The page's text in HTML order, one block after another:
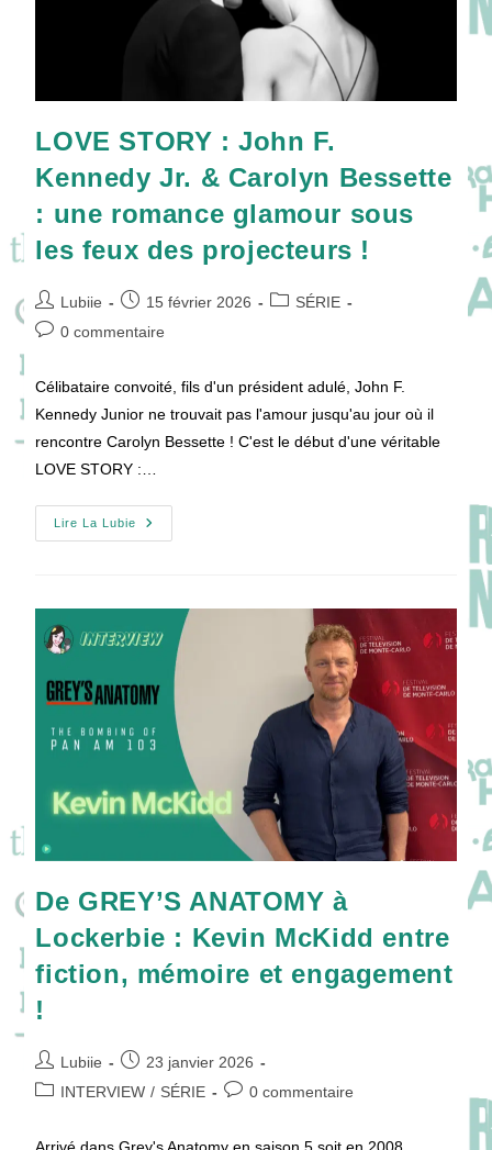
LOVE STORY : John F.
Kennedy Jr. & Carolyn Bessette
: une romance glamour sous
les feux des projecteurs !
Auteur/autrice
de
Lubiie
Publication
publiée :
15 février 2026
PostSÉRIE
Commentaires
0 commentaire
Célibataire convoité, fils d'un président adulé, John F.
Kennedy Junior ne trouvait pas l'amour jusqu'au jour où il
rencontre Carolyn Bessette ! C'est le début d'une véritable
LOVE STORY :…
Lire La Lubie
LOVE
STORY
&
Carolyn
Bessette
Une
Romance
Glamour
Sous
Les
Des
Projecteurs
!
De GREY’S ANATOMY à
Lockerbie : Kevin McKidd entre
fiction, mémoire et engagement
!
Auteur/autrice
de
Lubiie
Publication
publiée :
23 janvier 2026
PostINTERVIEW / SÉRIE
Commentaires
0 commentaire